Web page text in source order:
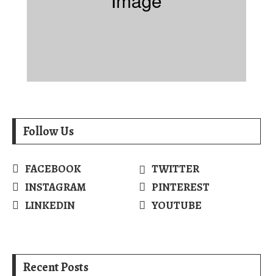
Follow Us
FACEBOOK
TWITTER
INSTAGRAM
PINTEREST
LINKEDIN
YOUTUBE
Recent Posts